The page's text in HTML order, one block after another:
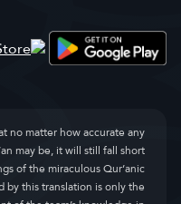
no matter how accurate any
may be, it will still fall short
of the miraculous Qur’anic
this translation is only the